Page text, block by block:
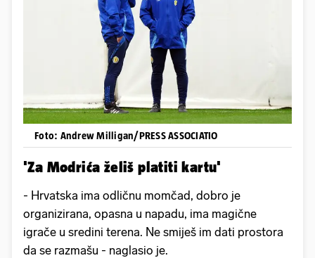
Foto: Andrew Milligan/PRESS ASSOCIATIO
'Za Modrića želiš platiti kartu'
- Hrvatska ima odličnu momčad, dobro je
organizirana, opasna u napadu, ima magične
igrače u sredini terena. Ne smiješ im dati prostora
da se razmašu - naglasio je.